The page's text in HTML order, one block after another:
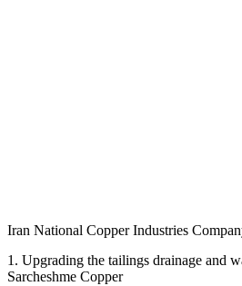
Iran National Copper Industries
1. Upgrading the tailings drainage and
Sarcheshme Copper